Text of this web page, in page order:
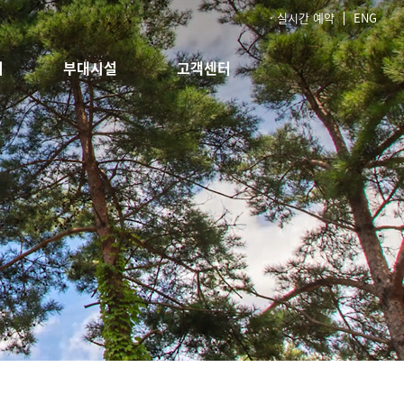
· 실시간 예약 ENG
레
부대시설
레스토랑
카페
고객센터
공지사항
FAQ
이벤트&프로모션